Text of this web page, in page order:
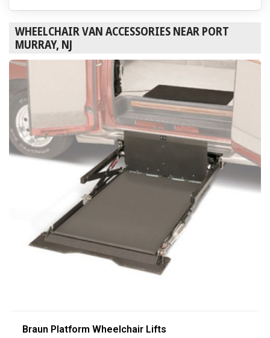
WHEELCHAIR VAN ACCESSORIES NEAR PORT
MURRAY, NJ
Braun Platform Wheelchair Lifts